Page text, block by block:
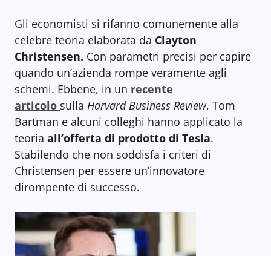
Gli economisti si rifanno comunemente alla
celebre teoria elaborata da Clayton
Christensen. Con parametri precisi per capire
quando un’azienda rompe veramente agli
schemi. Ebbene, in un recente
articolo sulla Harvard Business Review, Tom
Bartman e alcuni colleghi hanno applicato la
teoria all’offerta di prodotto di Tesla.
Stabilendo che non soddisfa i criteri di
Christensen per essere un’innovatore
dirompente di successo.